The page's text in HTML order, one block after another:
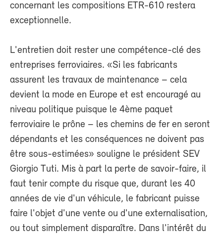
concernant les compositions ETR-610 restera
exceptionnelle.
L'entretien doit rester une compétence-clé des
entreprises ferroviaires. «Si les fabricants
assurent les travaux de maintenance – cela
devient la mode en Europe et est encouragé au
niveau politique puisque le 4ème paquet
ferroviaire le prône – les chemins de fer en seront
dépendants et les conséquences ne doivent pas
être sous-estimées» souligne le président SEV
Giorgio Tuti. Mis à part la perte de savoir-faire, il
faut tenir compte du risque que, durant les 40
années de vie d'un véhicule, le fabricant puisse
faire l'objet d'une vente ou d'une externalisation,
ou tout simplement disparaître. Dans l'intérêt du